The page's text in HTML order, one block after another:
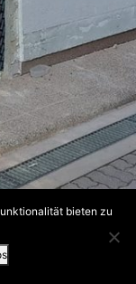
bieten zu